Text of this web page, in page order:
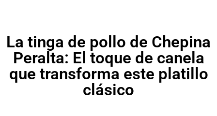
La tinga de pollo de Chepina
Peralta: El toque de canela
que transforma este platillo
clásico